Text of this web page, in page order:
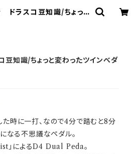
ドラスコ豆知識/ちょっと
知識/ちょっと変わったツインべダ
た時に一打、なので4分で踏むと8分
なる不思議なペダル。
」によるD4 Dual Peda。